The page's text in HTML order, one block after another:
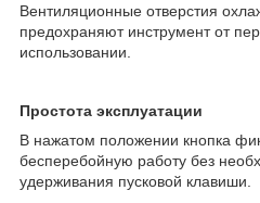
Вентиляционные отверстия
предохраняют инструмент от
использовании.
Простота эксплуатации
В нажатом положении кнопка
бесперебойную работу без
удерживания пусковой клавиши.